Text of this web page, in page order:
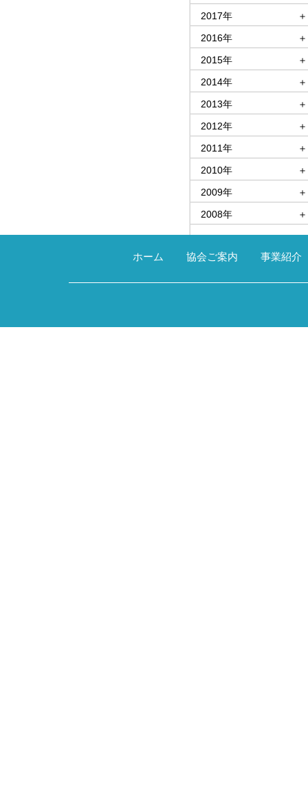
2017年
＋
2016年
＋
2015年
＋
2014年
＋
2013年
＋
2012年
＋
2011年
＋
2010年
＋
2009年
＋
2008年
＋
ホーム 協会ご案内 事業紹介